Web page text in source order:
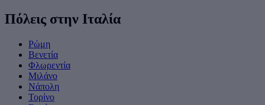
Πόλεις στην Ιταλία
Ρώμη
Βενετία
Φλωρεντία
Μιλάνο
Νάπολη
Τορίνο